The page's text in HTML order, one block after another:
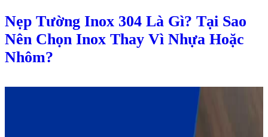
Nẹp Tường Inox 304 Là Gì? Tại Sao
Nên Chọn Inox Thay Vì Nhựa Hoặc
Nhôm?